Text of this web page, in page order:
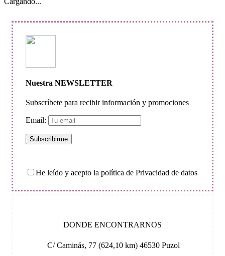
Nuestra NEWSLETTER
Subscríbete para recibir información y promociones
Email:
He leído y acepto la política de Privacidad de datos
DONDE ENCONTRARNOS
C/ Caminás, 77 (624,10 km) 46530 Puzol